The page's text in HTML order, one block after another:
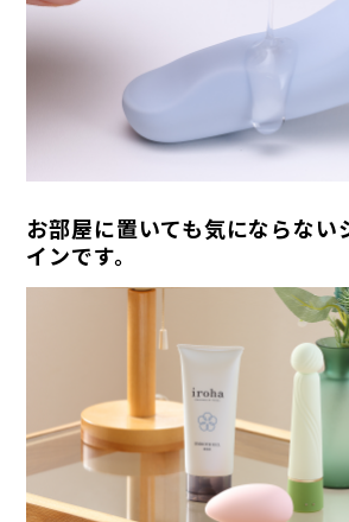
お部屋に置いても気にならない
インです。